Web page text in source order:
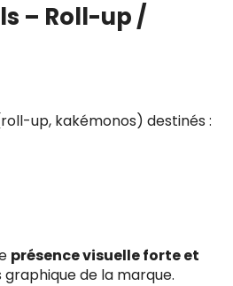
– Roll-up /
up, kakémonos) destinés :
présence visuelle forte et
graphique de la marque.